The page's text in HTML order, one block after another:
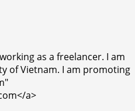
as a freelancer. I am
of Vietnam. I am promoting
a>